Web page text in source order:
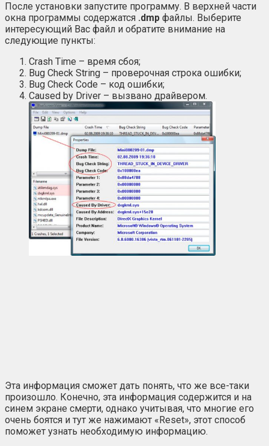
После установки запустите программу. В верхней части
окна программы содержатся .dmp файлы. Выберите
интересующий Вас файл и обратите внимание на
следующие пункты:
Crash Time – время сбоя;
Bug Check String – проверочная строка ошибки;
Bug Check Code – код ошибки;
Caused by Driver – вызвано драйвером.
Эта информация сможет дать понять, что же все-таки
произошло. Конечно, эта информация содержится и на
синем экране смерти, однако учитывая, что многие его
очень боятся и тут же нажимают «Reset», этот способ
поможет узнать необходимую информацию.